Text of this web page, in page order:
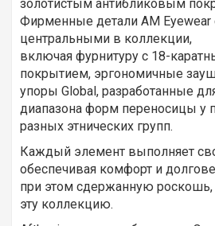
золотистым антибликовым
Фирменные детали AM Eyewear
центральными в коллекции,
включая фурнитуру с 18-
покрытием, эргономичные
упоры Global, разработанные
диапазона форм переносицы у
разных этнических групп.
Каждый элемент выполняет
обеспечивая комфорт и
при этом сдержанную роскошь,
эту коллекцию.